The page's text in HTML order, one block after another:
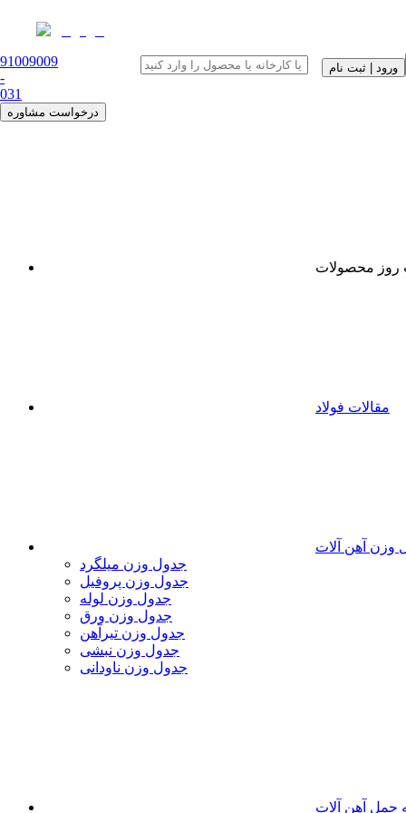
91009009
-
031
درخواست مشاوره
ورود | ثبت نام
روز محصولات
مقالات فولاد
وزن آهن آلات
جدول وزن میلگرد
جدول وزن پروفیل
جدول وزن لوله
جدول وزن ورق
جدول وزن تیرآهن
جدول وزن نبشی
جدول وزن ناودانی
حمل آهن آلات